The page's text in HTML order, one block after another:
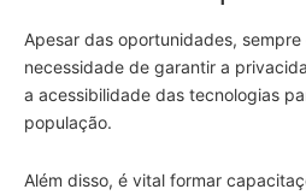
Apesar das oportunidades,
necessidade de garantir a
a acessibilidade das tecnologias
população.
Além disso, é vital formar